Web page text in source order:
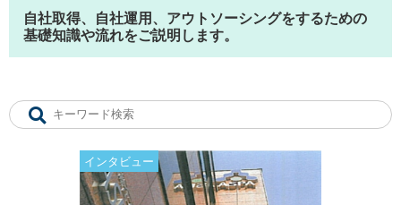
自社取得、自社運用、アウトソーシングをするための
基礎知識や流れをご説明します。
インタビュー